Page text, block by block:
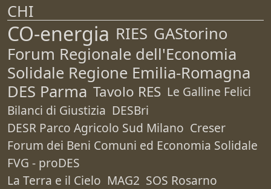
CHI
CO-energia RIES GAStorino
Forum Regionale dell'Economia
Solidale Regione Emilia-Romagna
DES Parma Tavolo RES Le Galline Felici
Bilanci di Giustizia DESBri
DESR Parco Agricolo Sud Milano Creser
Forum dei Beni Comuni ed Economia Solidale
FVG - proDES
La Terra e il Cielo MAG2 SOS Rosarno